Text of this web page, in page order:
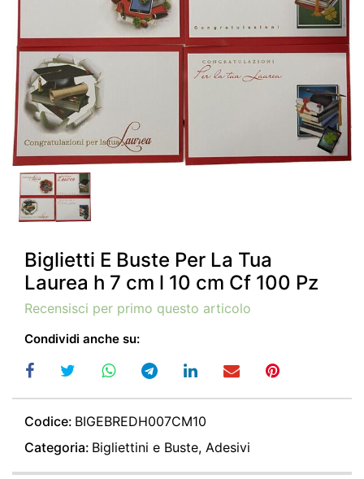
Biglietti E Buste Per La Tua
Laurea h 7 cm l 10 cm Cf 100 Pz
Recensisci per primo questo articolo
Condividi anche su:
Codice: BIGEBREDH007CM10
Categoria: Bigliettini e Buste, Adesivi